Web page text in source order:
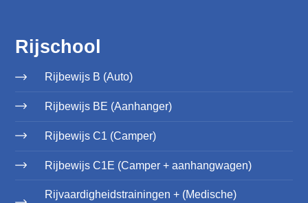
Rijschool
Rijbewijs B (Auto)
Rijbewijs BE (Aanhanger)
Rijbewijs C1 (Camper)
Rijbewijs C1E (Camper + aanhangwagen)
Rijvaardigheidstrainingen + (Medische)